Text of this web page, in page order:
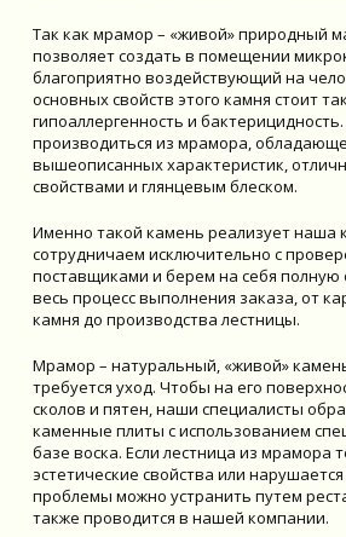
Так как мрамор – «живой» природный
позволяет создать в помещении
благоприятно воздействующий на
основных свойств этого камня стоит
гипоаллергенность и
производиться из мрамора,
вышеописанных характеристик,
свойствами и глянцевым блеском.
Именно такой камень реализует наша
сотрудничаем исключительно с
поставщиками и берем на себя полную
весь процесс выполнения заказа, от
камня до производства лестницы.
Мрамор – натуральный, «живой»
требуется уход. Чтобы на его
сколов и пятен, наши специалисты
каменные плиты с использованием
базе воска. Если лестница из мрамора
эстетические свойства или
проблемы можно устранить путем
также проводится в нашей компании.